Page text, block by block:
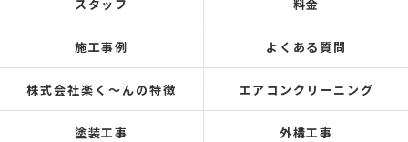
スタッフ 料金
施工事例 よくある質問
株式会社楽く～んの特徴 エアコンクリーニング
塗装工事 外構工事